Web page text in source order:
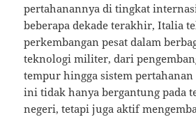
pertahanannya di tingkat
beberapa dekade terakhir, Italia
perkembangan pesat dalam
teknologi militer, dari
tempur hingga sistem pertahanan
ini tidak hanya bergantung pada
negeri, tetapi juga aktif